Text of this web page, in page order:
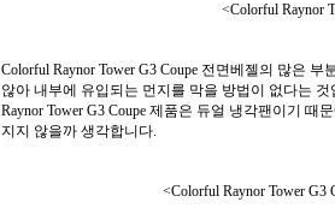
<Colorful Raynor
Colorful Raynor Tower G3 Coupe 전면베젤의 많은
않아 내부에 유입되는 먼지를 막을 방법이 없다는
Raynor Tower G3 Coupe 제품은 듀얼 냉각팬이기
지지 않을까 생각합니다.
<Colorful Raynor Tower G3